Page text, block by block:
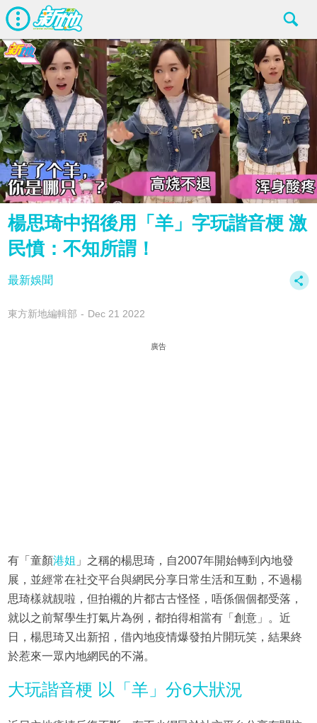
楊思琦中招後用「羊」字玩諧音梗 激
民憤：不知所謂！
最新娛聞
東方新地編輯部 Dec 21 2022
廣告
有「童顏港姐 」之稱的楊思琦，自2007年開始轉到內地發
展，並經常在社交平台與網民分享日常生活和互動，不過楊
思琦樣就靚啦，但拍襯的片都古古怪怪，唔係個個都受落，
就以之前幫學生打氣片為例，都拍得相當有「創意」。近
日，楊思琦又出新招，借內地疫情爆發拍片開玩笑，結果終
於惹來一眾內地網民的不滿。
大玩諧音梗 以「羊」分6大狀況